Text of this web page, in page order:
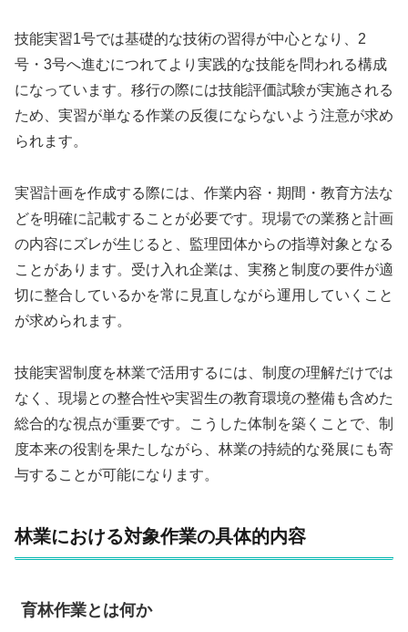
技能実習1号では基礎的な技術の習得が中心となり、2
号・3号へ進むにつれてより実践的な技能を問われる構成
になっています。移行の際には技能評価試験が実施される
ため、実習が単なる作業の反復にならないよう注意が求め
られます。
実習計画を作成する際には、作業内容・期間・教育方法な
どを明確に記載することが必要です。現場での業務と計画
の内容にズレが生じると、監理団体からの指導対象となる
ことがあります。受け入れ企業は、実務と制度の要件が適
切に整合しているかを常に見直しながら運用していくこと
が求められます。
技能実習制度を林業で活用するには、制度の理解だけでは
なく、現場との整合性や実習生の教育環境の整備も含めた
総合的な視点が重要です。こうした体制を築くことで、制
度本来の役割を果たしながら、林業の持続的な発展にも寄
与することが可能になります。
林業における対象作業の具体的内容
育林作業とは何か